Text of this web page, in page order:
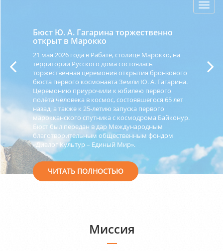
Бюст Ю. А. Гагарина торжественно
открыт в Марокко
21 мая 2026 года в Рабате, столице Марокко, на
территории Русского дома состоялась
торжественная церемония открытия бронзового
бюста первого космонавта Земли Ю. А. Гагарина.
Церемонию приурочили к юбилею первого
полёта человека в космос, состоявшегося 65 лет
назад, а также к 25-летию запуска первого
марокканского спутника с космодрома Байконур.
Бюст был передан в дар Международным
благотворительным общественным фондом
«Диалог Культур – Единый Мир».
ЧИТАТЬ ПОЛНОСТЬЮ
Миссия